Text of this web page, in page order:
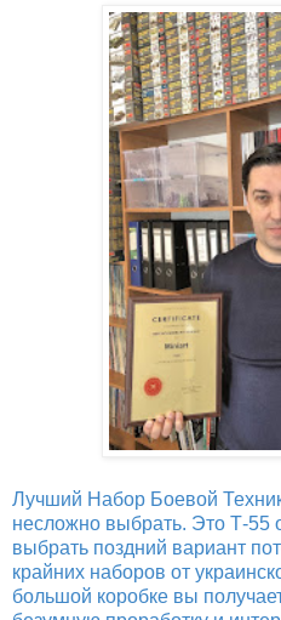
Лучший Набор Боевой
несложно выбрать. Это Т-
выбрать поздний вариант
крайних наборов от
большой коробке вы